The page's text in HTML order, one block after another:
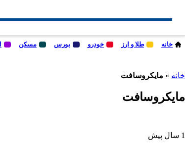
خانه طلا و ارز خودرو بورس مسکن
خانه » مايكروسافت
مايكروسافت
1 سال پیش